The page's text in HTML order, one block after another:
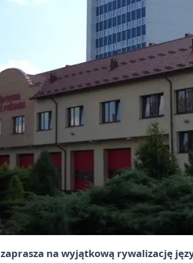
zaprasza na wyjątkową rywalizację